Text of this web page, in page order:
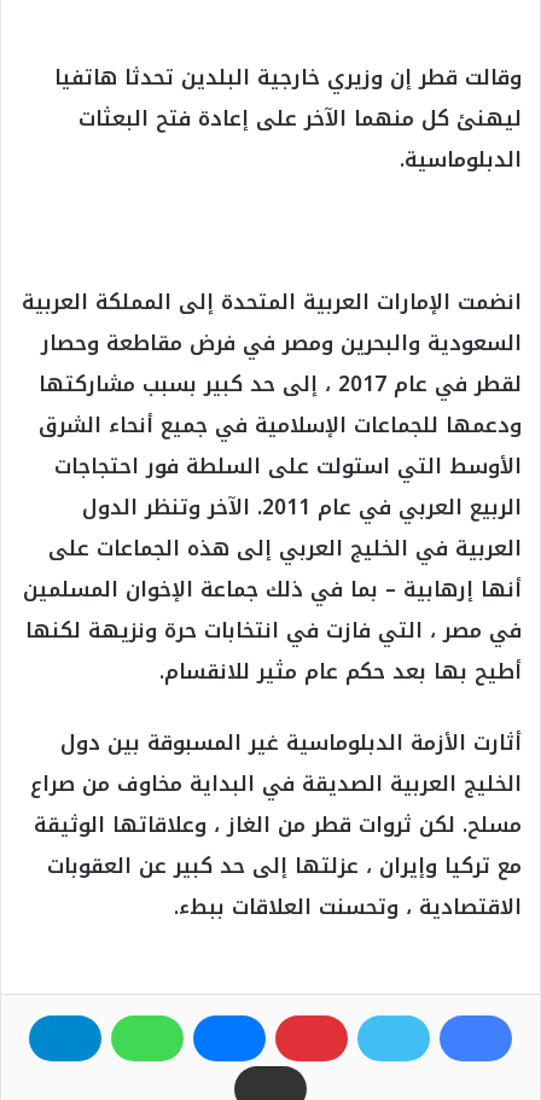
وقالت قطر إن وزيري خارجية البلدين تحدثا هاتفيا
ليهنئ كل منهما الآخر على إعادة فتح البعثات
الدبلوماسية.
انضمت الإمارات العربية المتحدة إلى المملكة العربية
السعودية والبحرين ومصر في فرض مقاطعة وحصار
لقطر في عام 2017 ، إلى حد كبير بسبب مشاركتها
ودعمها للجماعات الإسلامية في جميع أنحاء الشرق
الأوسط التي استولت على السلطة فور احتجاجات
الربيع العربي في عام 2011. الآخر وتنظر الدول
العربية في الخليج العربي إلى هذه الجماعات على
أنها إرهابية – بما في ذلك جماعة الإخوان المسلمين
في مصر ، التي فازت في انتخابات حرة ونزيهة لكنها
أطيح بها بعد حكم عام مثير للانقسام.
أثارت الأزمة الدبلوماسية غير المسبوقة بين دول
الخليج العربية الصديقة في البداية مخاوف من صراع
مسلح. لكن ثروات قطر من الغاز ، وعلاقاتها الوثيقة
مع تركيا وإيران ، عزلتها إلى حد كبير عن العقوبات
الاقتصادية ، وتحسنت العلاقات ببطء.